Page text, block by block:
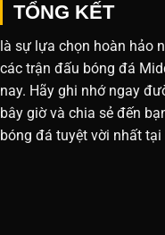
TỔNG KẾT
là sự lựa chọn hoàn hảo
các trận đấu bóng đá
nay. Hãy ghi nhớ ngay
bây giờ và chia sẻ đến
bóng đá tuyệt vời nhất tại